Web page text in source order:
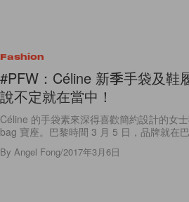
Fashion
#PFW：Céline 新季手袋及鞋
說不定就在當中！
Céline 的手袋素來深得喜歡簡約設計的女
bag 寶座。巴黎時間 3 月 5 日，品牌就在
By Angel Fong/2017年3月6日